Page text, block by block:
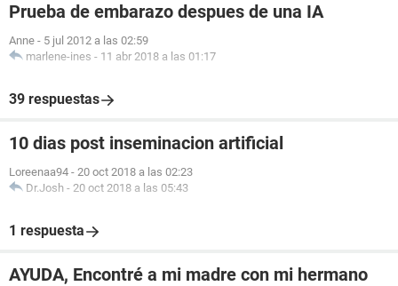
Prueba de embarazo despues de una IA
Anne - 5 jul 2012 a las 02:59
marlene-ines - 11 abr 2018 a las 01:17
39 respuestas
10 dias post inseminacion artificial
Loreenaa94 - 20 oct 2018 a las 02:23
Dr.Josh - 20 oct 2018 a las 05:43
1 respuesta
AYUDA, Encontré a mi madre con mi hermano